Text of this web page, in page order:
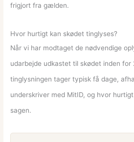
frigjort fra gælden.
Hvor hurtigt kan skødet tinglyses?
Når vi har modtaget de nødvendige
udarbejde udkastet til skødet inden for
tinglysningen tager typisk få dage,
underskriver med MitID, og hvor
sagen.